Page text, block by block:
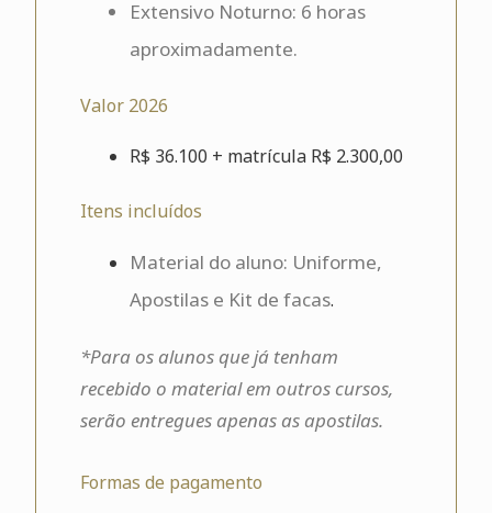
Extensivo Noturno: 6 horas
aproximadamente.
Valor 2026
R$ 36.100 + matrícula R$ 2.300,00
Itens incluídos
Material do aluno: Uniforme,
Apostilas e Kit de facas.
*Para os alunos que já tenham
recebido o material em outros cursos,
serão entregues apenas as apostilas.
Formas de pagamento